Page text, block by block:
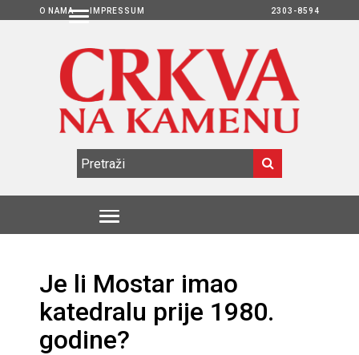
O NAMA IMPRESSUM 2303-8594
Je li Mostar imao
katedralu prije 1980.
godine?